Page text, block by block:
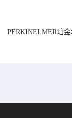
PERKINELMER珀